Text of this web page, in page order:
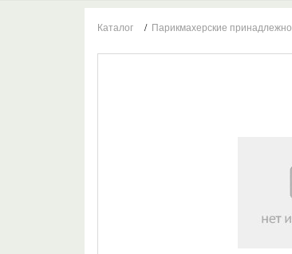
Каталог / Парикмахерские